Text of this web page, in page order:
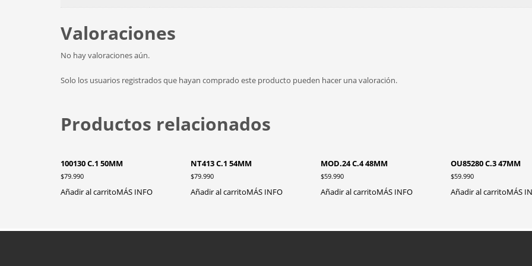
Valoraciones
No hay valoraciones aún.
Solo los usuarios registrados que hayan comprado este producto pueden hacer una valoración.
Productos relacionados
100130 C.1 50MM
$79.990
Añadir al carritoMÁS INFO
NT413 C.1 54MM
$79.990
Añadir al carritoMÁS INFO
MOD.24 C.4 48MM
$59.990
Añadir al carritoMÁS INFO
OU85280 C.3 47MM
$59.990
Añadir al carritoMÁS